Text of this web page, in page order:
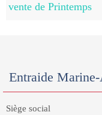
vente de Printemps
Entraide
Siège social